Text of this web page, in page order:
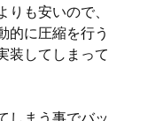
も安いので、
的に圧縮を行う
装してしまって
しまう事でバッ